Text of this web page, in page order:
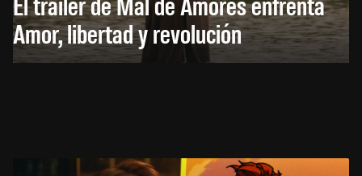
Amor, libertad y revolución